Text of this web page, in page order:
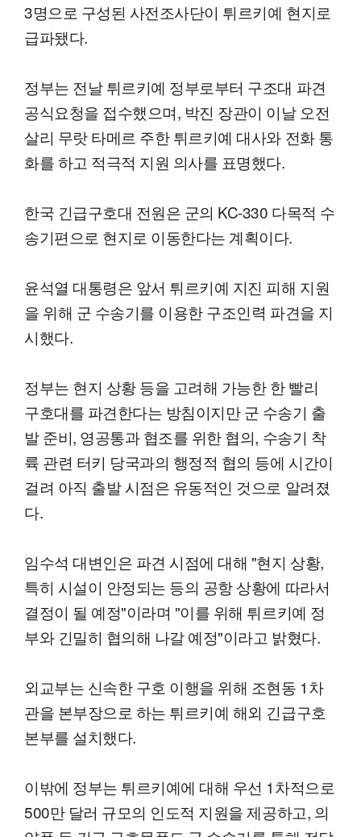
3명으로 구성된 사전조사단이 튀르키예 현지로
급파됐다.
정부는 전날 튀르키예 정부로부터 구조대 파견
공식요청을 접수했으며, 박진 장관이 이날 오전
살리 무랏 타메르 주한 튀르키예 대사와 전화 통
화를 하고 적극적 지원 의사를 표명했다.
한국 긴급구호대 전원은 군의 KC-330 다목적 수
송기편으로 현지로 이동한다는 계획이다.
윤석열 대통령은 앞서 튀르키예 지진 피해 지원
을 위해 군 수송기를 이용한 구조인력 파견을 지
시했다.
정부는 현지 상황 등을 고려해 가능한 한 빨리
구호대를 파견한다는 방침이지만 군 수송기 출
발 준비, 영공통과 협조를 위한 협의, 수송기 착
륙 관련 터키 당국과의 행정적 협의 등에 시간이
걸려 아직 출발 시점은 유동적인 것으로 알려졌
다.
임수석 대변인은 파견 시점에 대해 "현지 상황,
특히 시설이 안정되는 등의 공항 상황에 따라서
결정이 될 예정"이라며 "이를 위해 튀르키예 정
부와 긴밀히 협의해 나갈 예정"이라고 밝혔다.
외교부는 신속한 구호 이행을 위해 조현동 1차
관을 본부장으로 하는 튀르키예 해외 긴급구호
본부를 설치했다.
이밖에 정부는 튀르키예에 대해 우선 1차적으로
500만 달러 규모의 인도적 지원을 제공하고, 의